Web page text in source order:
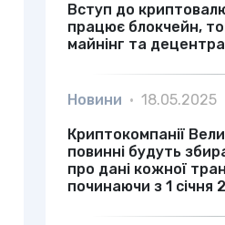
Вступ до
працює блокчейн,
майнінг та
Новини • 18.05.2025
Криптокомпанії
повинні будуть
про дані кожної
починаючи з 1 січня